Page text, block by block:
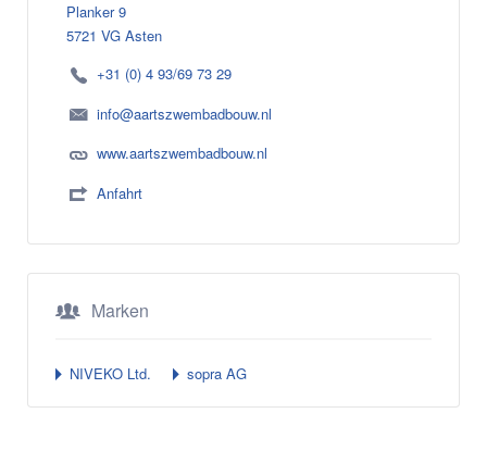
Planker 9
5721 VG Asten
+31 (0) 4 93/69 73 29
info@aartszwembadbouw.nl
www.aartszwembadbouw.nl
Anfahrt
Marken
NIVEKO Ltd. sopra AG